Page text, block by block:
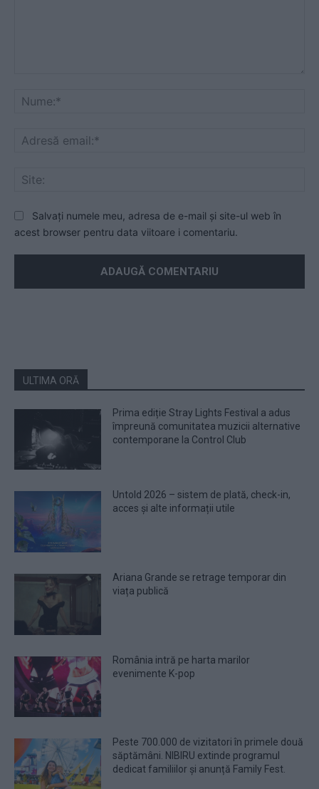
Salvați numele meu, adresa de e-mail și site-ul web în
acest browser pentru data viitoare i comentariu.
ULTIMA ORĂ
Prima ediție Stray Lights Festival a adus
împreună comunitatea muzicii alternative
contemporane la Control Club
Untold 2026 – sistem de plată, check-in,
acces și alte informații utile
Ariana Grande se retrage temporar din
viața publică
România intră pe harta marilor
evenimente K-pop
Peste 700.000 de vizitatori în primele două
săptămâni. NIBIRU extinde programul
dedicat familiilor și anunță Family Fest.